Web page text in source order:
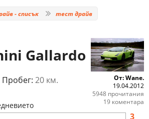
- списък тест драйв
Gallardo 6.4
Пробег: 20 км.
3
От: Wane.
19.04.2012
5948 прочитания
19 коментара